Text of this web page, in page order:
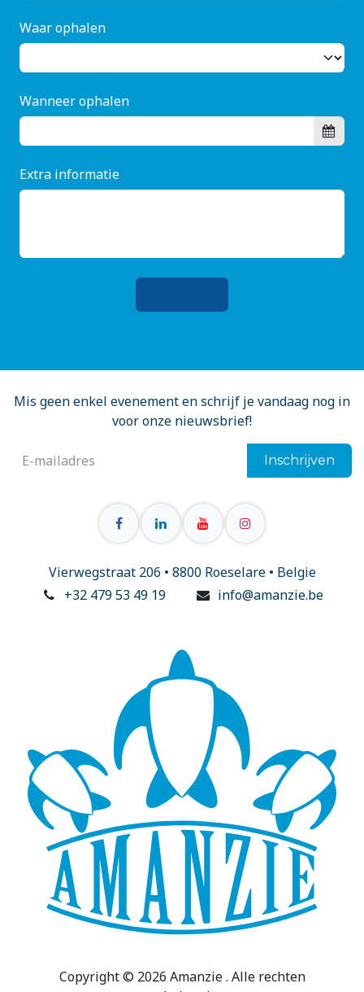
Waar ophalen
Wanneer ophalen
Extra informatie
Mis geen enkel evenement en schrijf je vandaag nog in
voor onze nieuwsbrief!
Inschrijven
Vierwegstraat 206 • 8800 Roeselare • Belgie
+32 479 53 49 19
info@amanzie.be
Copyright © 2026 Amanzie . Alle rechten